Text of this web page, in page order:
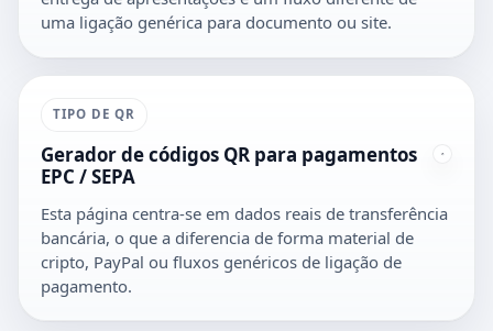
uma ligação genérica para documento ou site.
TIPO DE QR
Gerador de códigos QR para pagamentos
EPC / SEPA
Esta página centra-se em dados reais de transferência
bancária, o que a diferencia de forma material de
cripto, PayPal ou fluxos genéricos de ligação de
pagamento.